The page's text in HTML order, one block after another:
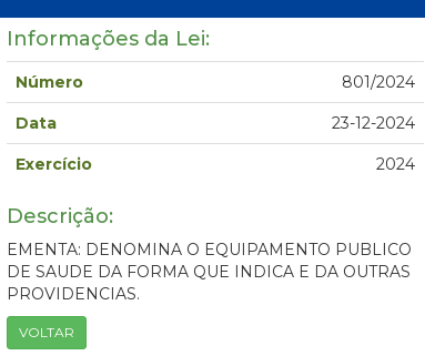
Informações da Lei:
Número 801/2024
Data 23-12-2024
Exercício 2024
Descrição:
EMENTA: DENOMINA O EQUIPAMENTO PUBLICO
DE SAUDE DA FORMA QUE INDICA E DA OUTRAS
PROVIDENCIAS.
VOLTAR